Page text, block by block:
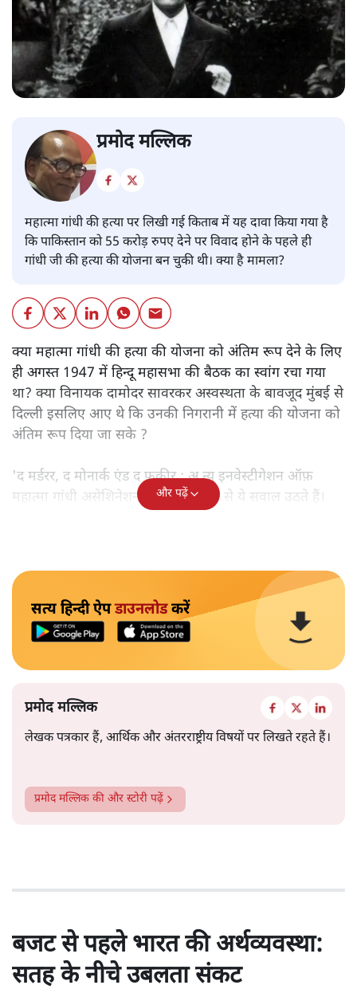
प्रमोद मल्लिक
महात्मा गांधी की हत्या पर लिखी गई किताब में यह दावा किया गया है
कि पाकिस्तान को 55 करोड़ रुपए देने पर विवाद होने के पहले ही
गांधी जी की हत्या की योजना बन चुकी थी। क्या है मामला?
क्या महात्मा गांधी की हत्या की योजना को अंतिम रूप देने के लिए
ही अगस्त 1947 में हिन्दू महासभा की बैठक का स्वांग रचा गया
था? क्या विनायक दामोदर सावरकर अस्वस्थता के बावजूद मुंबई से
दिल्ली इसलिए आए थे कि उनकी निगरानी में हत्या की योजना को
अंतिम रूप दिया जा सके ?
'द मर्डरर, द मोनार्क एंड द फ़कीर : अ न्यू इनवेस्टीगेशन ऑफ़
महात्मा गांधी असेशिनेशन' नामक किताब से ये सवाल उठते हैं।
और पढ़ें
सत्य हिन्दी ऐपडाउनलोडकरें
प्रमोद मल्लिक
लेखक पत्रकार हैं, आर्थिक और अंतरराष्ट्रीय विषयों पर लिखते रहते हैं।
प्रमोद मल्लिक की और स्टोरी पढ़ें
बजट से पहले भारत की अर्थव्यवस्था:
सतह के नीचे उबलता संकट